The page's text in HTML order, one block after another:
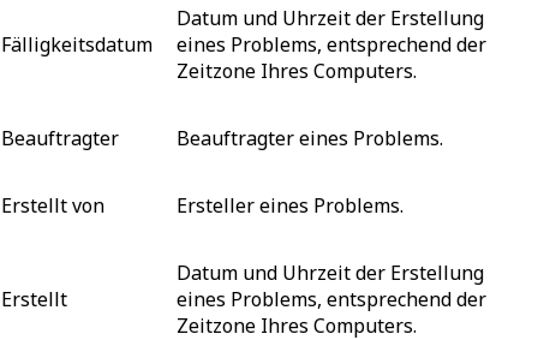
Fälligkeitsdatum
Datum und Uhrzeit der Erstellung
eines Problems, entsprechend der
Zeitzone Ihres Computers.
Beauftragter Beauftragter eines Problems.
Erstellt von Ersteller eines Problems.
Erstellt
Datum und Uhrzeit der Erstellung
eines Problems, entsprechend der
Zeitzone Ihres Computers.